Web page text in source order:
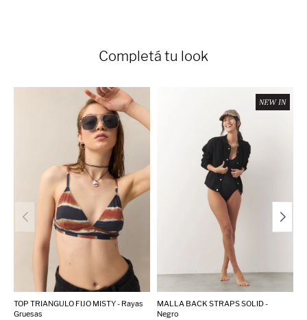
Completá tu look
TOP TRIANGULO FIJO MISTY - Rayas
Gruesas
MALLA BACK STRAPS SOLID -
Negro